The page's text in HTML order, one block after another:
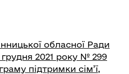
обласної Ради
грудня 2021 року № 299
підтримки сім’ї,